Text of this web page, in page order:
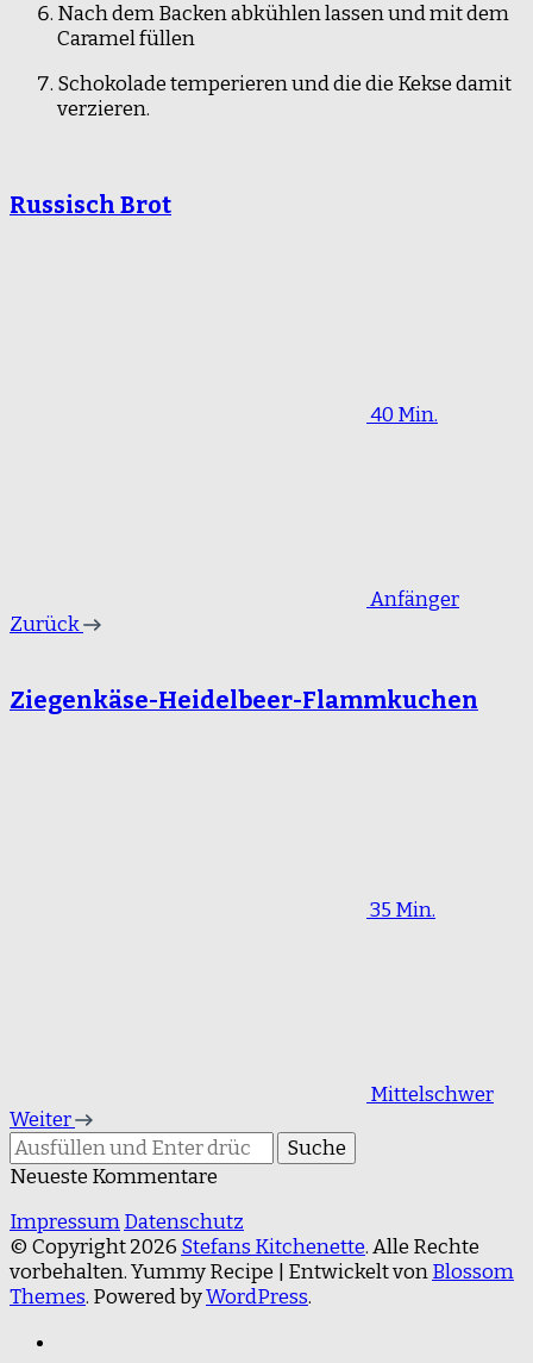
Nach dem Backen abkühlen lassen und mit dem
Caramel füllen
Schokolade temperieren und die die Kekse damit
verzieren.
Russisch Brot
40 Min.
Anfänger
Zurück
Ziegenkäse-Heidelbeer-Flammkuchen
35 Min.
Mittelschwer
Weiter
Suchst
du
etwas?
Neueste Kommentare
ImpressumDatenschutz
© Copyright 2026 Stefans Kitchenette. Alle Rechte
vorbehalten.Yummy Recipe | Entwickelt vonBlossom
Themes. Powered byWordPress.